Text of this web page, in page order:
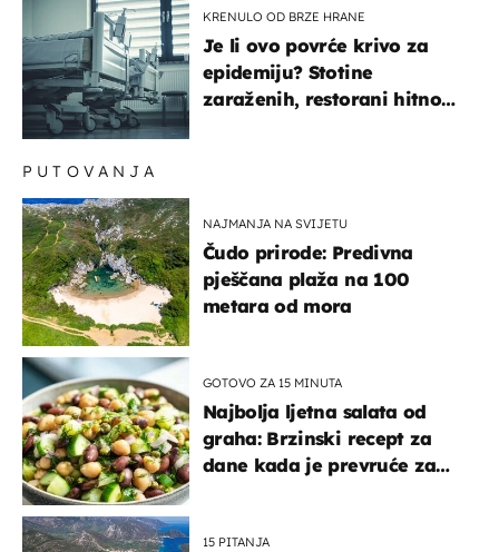
KRENULO OD BRZE HRANE
Je li ovo povrće krivo za
epidemiju? Stotine
zaraženih, restorani hitno
PUTOVANJA
NAJMANJA NA SVIJETU
Čudo prirode: Predivna
pješčana plaža na 100
metara od mora
GOTOVO ZA 15 MINUTA
Najbolja ljetna salata od
graha: Brzinski recept za
dane kada je prevruće za
15 PITANJA